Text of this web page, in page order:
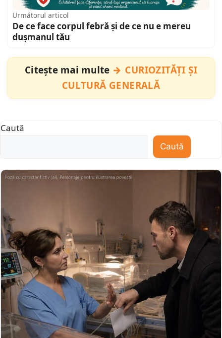
Următorul articol
De ce face corpul febră și de ce nu e mereu
dușmanul tău
Citește mai multe
CURIOZITĂȚI ȘI
CULTURĂ GENERALĂ
Caută
Caută